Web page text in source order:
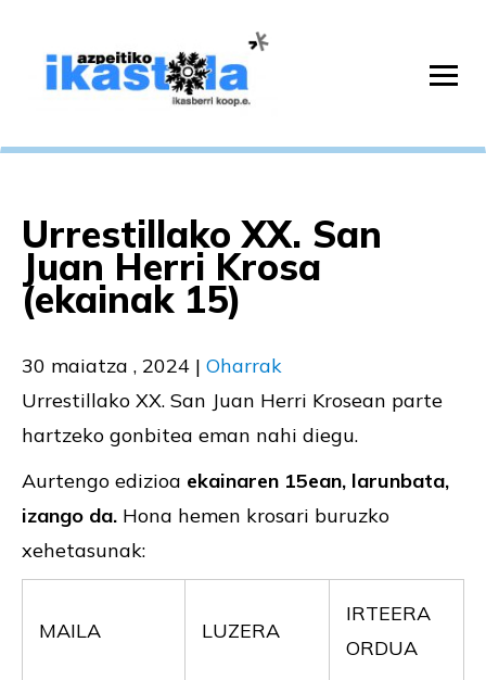
Urrestillako XX. San
Juan Herri Krosa
(ekainak 15)
30 maiatza , 2024 | Oharrak
Urrestillako XX. San Juan Herri Krosean parte
hartzeko gonbitea eman nahi diegu.
Aurtengo edizioa ekainaren 15ean, larunbata,
izango da. Hona hemen krosari buruzko
xehetasunak:
MAILA LUZERA
IRTEERA
ORDUA